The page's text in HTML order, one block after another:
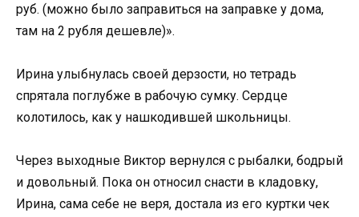
руб. (можно было заправиться на заправке у дома,
там на 2 рубля дешевле)».
Ирина улыбнулась своей дерзости, но тетрадь
спрятала поглубже в рабочую сумку. Сердце
колотилось, как у нашкодившей школьницы.
Через выходные Виктор вернулся с рыбалки, бодрый
и довольный. Пока он относил снасти в кладовку,
Ирина, сама себе не веря, достала из его куртки чек